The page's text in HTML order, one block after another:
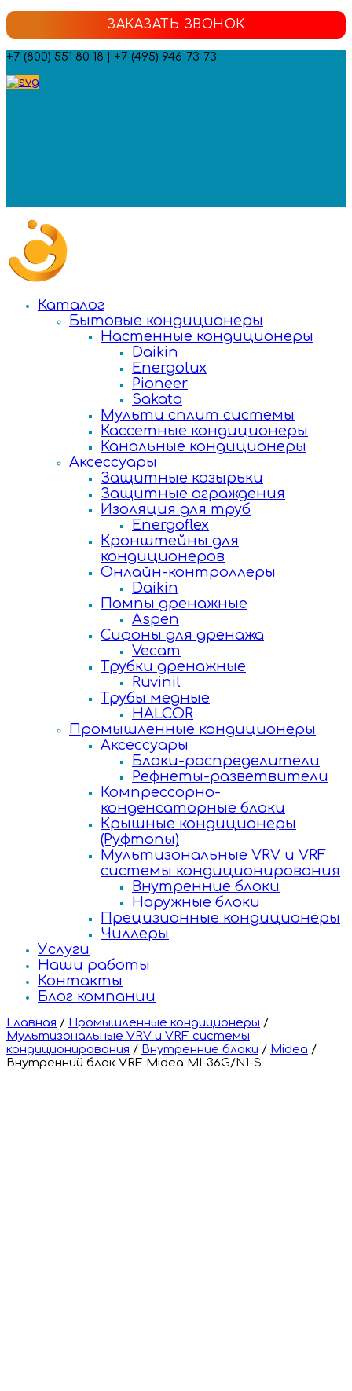
ЗАКАЗАТЬ ЗВОНОК
+7 (800) 551 80 18 | +7 (495) 946-73-73
Каталог
Бытовые кондиционеры
Настенные кондиционеры
Daikin
Energolux
Pioneer
Sakata
Мульти сплит системы
Кассетные кондиционеры
Канальные кондиционеры
Аксессуары
Защитные козырьки
Защитные ограждения
Изоляция для труб
Energoflex
Кронштейны для
кондиционеров
Онлайн-контроллеры
Daikin
Помпы дренажные
Aspen
Сифоны для дренажа
Vecam
Трубки дренажные
Ruvinil
Трубы медные
HALCOR
Промышленные кондиционеры
Аксессуары
Блоки-распределители
Рефнеты-разветвители
Компрессорно-
конденсаторные блоки
Крышные кондиционеры
(Руфтопы)
Мультизональные VRV и VRF
системы кондиционирования
Внутренние блоки
Наружные блоки
Прецизионные кондиционеры
Чиллеры
Услуги
Наши работы
Контакты
Блог компании
Главная / Промышленные кондиционеры /
Мультизональные VRV и VRF системы
кондиционирования / Внутренние блоки / Midea /
Внутренний блок VRF Midea MI-36G/N1-S